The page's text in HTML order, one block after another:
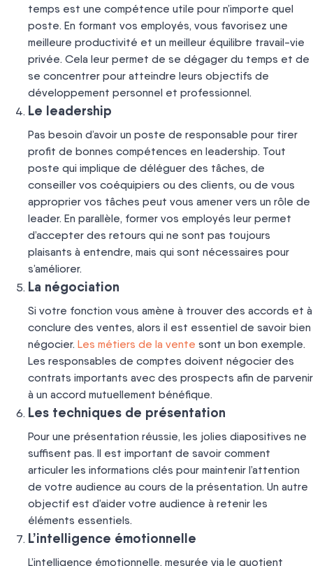
temps est une compétence utile pour n’importe quel
poste. En formant vos employés, vous favorisez une
meilleure productivité et un meilleur équilibre travail-vie
privée. Cela leur permet de se dégager du temps et de
se concentrer pour atteindre leurs objectifs de
développement personnel et professionnel.
Le leadership
Pas besoin d’avoir un poste de responsable pour tirer
profit de bonnes compétences en leadership. Tout
poste qui implique de déléguer des tâches, de
conseiller vos coéquipiers ou des clients, ou de vous
approprier vos tâches peut vous amener vers un rôle de
leader. En parallèle, former vos employés leur permet
d’accepter des retours qui ne sont pas toujours
plaisants à entendre, mais qui sont nécessaires pour
s’améliorer.
La négociation
Si votre fonction vous amène à trouver des accords et à
conclure des ventes, alors il est essentiel de savoir bien
négocier. Les métiers de la vente sont un bon exemple.
Les responsables de comptes doivent négocier des
contrats importants avec des prospects afin de parvenir
à un accord mutuellement bénéfique.
Les techniques de présentation
Pour une présentation réussie, les jolies diapositives ne
suffisent pas. Il est important de savoir comment
articuler les informations clés pour maintenir l’attention
de votre audience au cours de la présentation. Un autre
objectif est d’aider votre audience à retenir les
éléments essentiels.
L’intelligence émotionnelle
L’intelligence émotionnelle, mesurée via le quotient